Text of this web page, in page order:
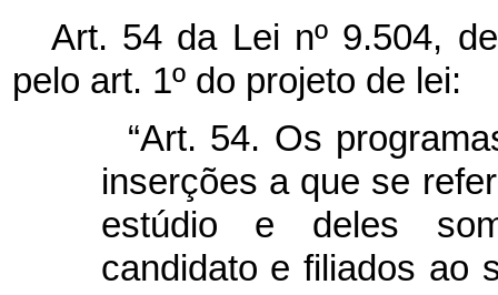
Art. 54 da Lei nº 9.504,
pelo art. 1º do projeto de lei:
“Art. 54. Os
inserções a que se
estúdio e deles
candidato e filiados ao